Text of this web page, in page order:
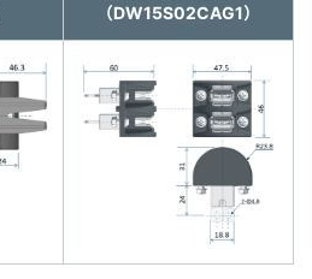
（DW15S02CAG1）